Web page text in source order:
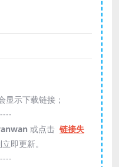
显示下载链接；
或点击 链接失
即更新。